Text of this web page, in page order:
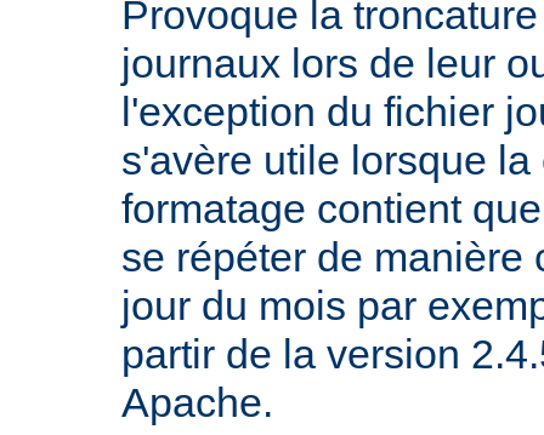
Provoque la
journaux lors de leur
l'exception du fichier
s'avère utile lorsque
formatage contient
se répéter de manière
jour du mois par
partir de la version
Apache.